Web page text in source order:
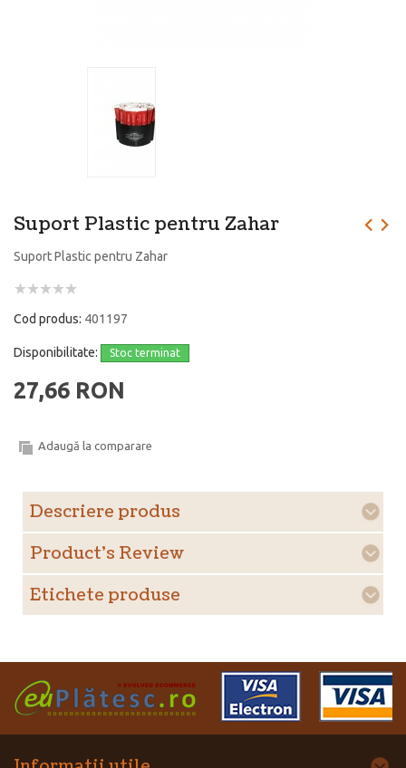
Suport Plastic pentru Zahar
Suport Plastic pentru Zahar
Cod produs: 401197
Disponibilitate: Stoc terminat
27,66 RON
Adaugă la comparare
Descriere produs
Product's Review
Etichete produse